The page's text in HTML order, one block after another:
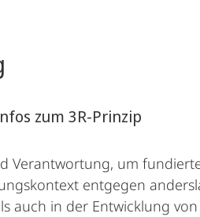
zum 3R-Prinzip
Verantwortung, um
entgegen
auch in der Entwicklung